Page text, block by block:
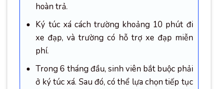
hoàn trả.
Ký túc xá cách trường khoảng 10 phút đi
xe đạp, và trường có hỗ trợ xe đạp miễn
phí.
Trong 6 tháng đầu, sinh viên bắt buộc phải
ở ký túc xá. Sau đó, có thể lựa chọn tiếp tục